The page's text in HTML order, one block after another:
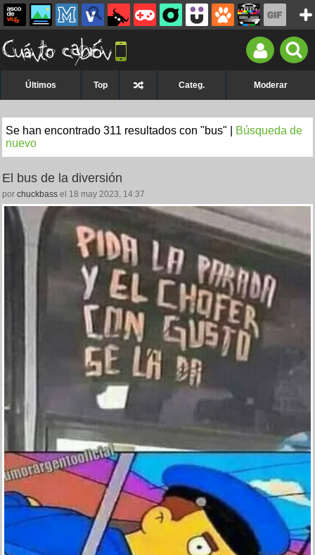
Últimos Top Categ. Moderar
Se han encontrado 311 resultados con "bus" |
Búsqueda de
nuevo
El bus de la diversión
por chuckbass el 18 may 2023, 14:37